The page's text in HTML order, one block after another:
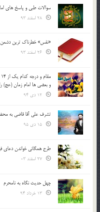
سوالات طبی و پاسخ های
«نفس» خطرناک ترین دشمن
و بعضي ها امام زمان (عج) را
تشرف علي آقا قاضي به
طرح همگانی خواندن دعای
چهل حدیث نگاه به نامحرم